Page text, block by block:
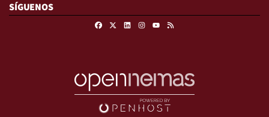
SÍGUENOS
FacebookLinkedinInstagram